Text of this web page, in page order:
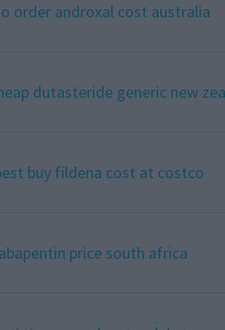
order androxal cost australia
dutasteride generic new
buy fildena cost at costco
price south africa